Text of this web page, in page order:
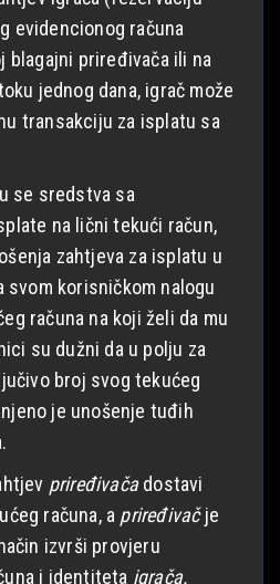
evidencionog računa
blagajni priređivača ili na
jednog dana, igrač može
transakciju za isplatu sa
se sredstva sa
na lični tekući račun,
zahtjeva za isplatu u
korisničkom nalogu
računa na koji želi da mu
su dužni da u polju za
broj svog tekućeg
je unošenje tuđih
priređivačadostavi
računa, a priređivačje
izvrši provjeru
i identiteta igrača.